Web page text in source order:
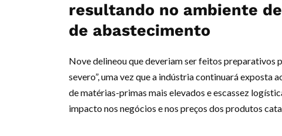
resultando no ambiente
de abastecimento
Nove delineou que deveriam ser feitos preparativos
severo”, uma vez que a indústria continuará exposta
de matérias-primas mais elevados e escassez
impacto nos negócios e nos preços dos produtos